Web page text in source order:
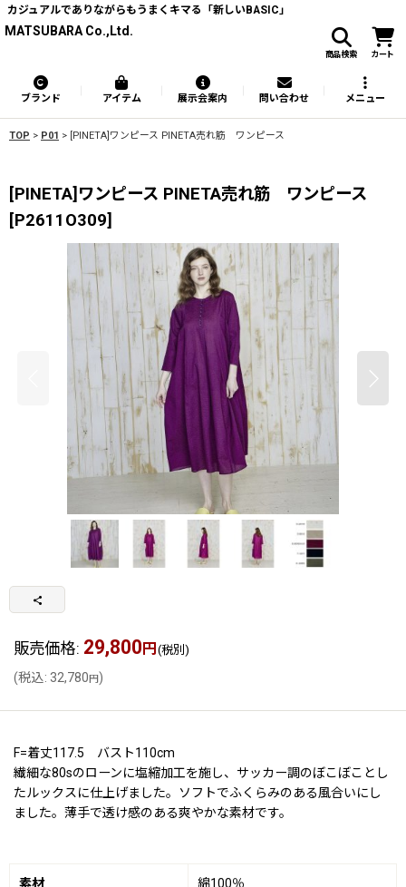
カジュアルでありながらもうまくキマる「新しいBASIC」
MATSUBARA Co.,Ltd.
商品検索 カート
ブランド アイテム 展示会案内 問い合わせ メニュー
TOP > P01 > [PINETA]ワンピース PINETA売れ筋 ワンピース
[PINETA]ワンピース PINETA売れ筋 ワンピース
[P2611O309]
販売価格: 29,800 円 (税別)
(税込: 32,780円)
F=着丈117.5 バスト110cm
繊細な80sのローンに塩縮加工を施し、サッカー調のぼこぼことし
たルックスに仕上げました。ソフトでふくらみのある風合いにし
ました。薄手で透け感のある爽やかな素材です。
素材 綿100％